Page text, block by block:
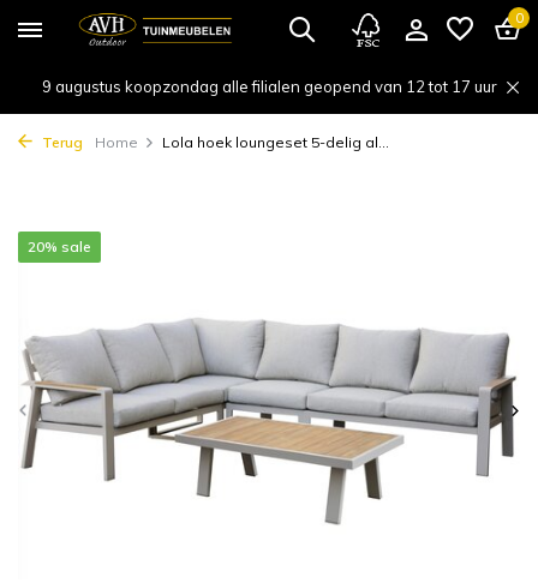
0
9 augustus koopzondag alle filialen geopend van 12 tot 17 uur
Terug Home Lola hoek loungeset 5-delig al...
20% sale